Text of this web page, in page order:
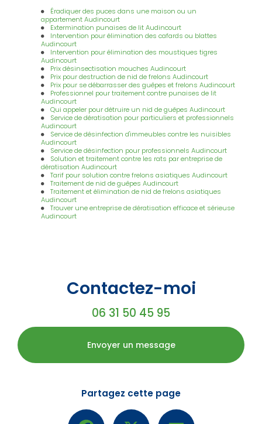
Éradiquer des puces dans une maison ou un
appartement Audincourt
Extermination punaises de lit Audincourt
Intervention pour élimination des cafards ou blattes
Audincourt
Intervention pour élimination des moustiques tigres
Audincourt
Prix désinsectisation mouches Audincourt
Prix pour destruction de nid de frelons Audincourt
Prix pour se débarrasser des guêpes et frelons Audincourt
Professionnel pour traitement contre punaises de lit
Audincourt
Qui appeler pour détruire un nid de guêpes Audincourt
Service de dératisation pour particuliers et professionnels
Audincourt
Service de désinfection d'immeubles contre les nuisibles
Audincourt
Service de désinfection pour professionnels Audincourt
Solution et traitement contre les rats par entreprise de
dératisation Audincourt
Tarif pour solution contre frelons asiatiques Audincourt
Traitement de nid de guêpes Audincourt
Traitement et élimination de nid de frelons asiatiques
Audincourt
Trouver une entreprise de dératisation efficace et sérieuse
Audincourt
Contactez-moi
06 31 50 45 95
Envoyer un message
Partagez cette page
Facebook